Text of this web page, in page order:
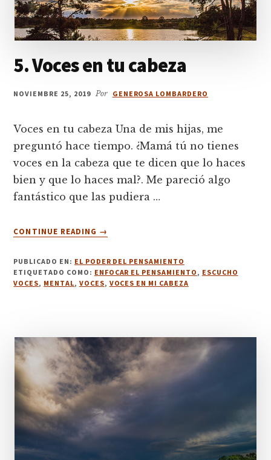
5. Voces en tu cabeza
NOVIEMBRE 25, 2019 Por GENEROSA LOMBARDERO
Voces en tu cabeza Una de mis hijas, me
preguntó hace tiempo. ¿Mamá tú no tienes
voces en la cabeza que te dicen que lo haces
bien y que lo haces mal?. Me pareció algo
fantástico que las pudiera …
CONTINUE READING
ACERCA
VOCES
EN
→
PUBLICADO EN: EL PODER DEL PENSAMIENTO
ETIQUETADO COMO: ENFOCAR EL PENSAMIENTO , ESCUCHO
VOCES, MENTAL, VOCES, VOCES EN MI CABEZA